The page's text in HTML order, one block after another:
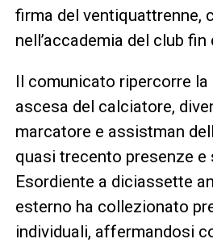
firma del ventiquattrenne,
nell’accademia del club
Il comunicato ripercorre
ascesa del calciatore,
marcatore e assistman
quasi trecento presenze
Esordiente a diciassette
esterno ha collezionato
individuali, affermandosi